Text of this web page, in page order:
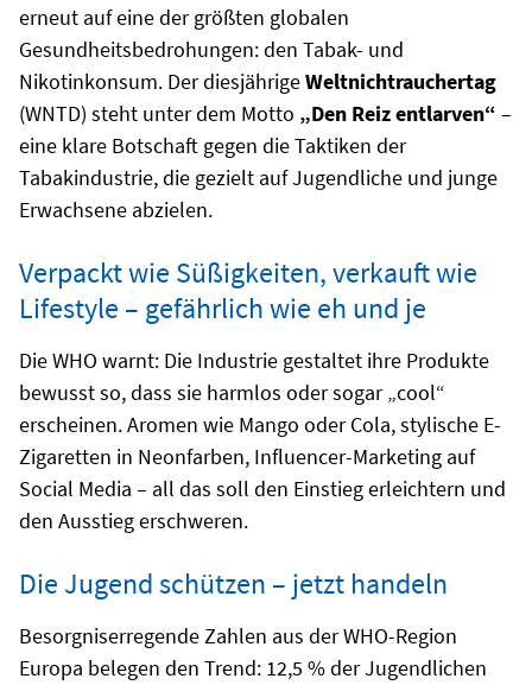
erneut auf eine der größten globalen
Gesundheitsbedrohungen: den Tabak- und
Nikotinkonsum. Der diesjährigeWeltnichtrauchertag
(WNTD) steht unter dem Motto „Den Reiz entlarven“ –
eine klare Botschaft gegen die Taktiken der
Tabakindustrie, die gezielt auf Jugendliche und junge
Erwachsene abzielen.
Verpackt wie Süßigkeiten, verkauft wie
Lifestyle – gefährlich wie eh und je
Die WHO warnt: Die Industrie gestaltet ihre Produkte
bewusst so, dass sie harmlos oder sogar „cool“
erscheinen. Aromen wie Mango oder Cola, stylische E-
Zigaretten in Neonfarben, Influencer-Marketing auf
Social Media – all das soll den Einstieg erleichtern und
den Ausstieg erschweren.
Die Jugend schützen – jetzt handeln
Besorgniserregende Zahlen aus der WHO-Region
Europa belegen den Trend: 12,5 % der Jugendlichen